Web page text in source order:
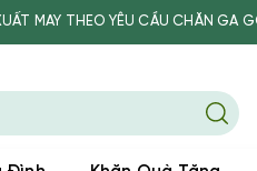
YÊU CẦU CHĂN GA GỐI CHO